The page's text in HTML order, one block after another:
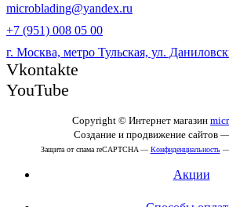
microblading@yandex.ru
+7 (951) 008 05 00
г. Москва, метро Тульская, ул.
Vkontakte
YouTube
Copyright © Интернет магазин
Создание и продвижение сайтов
Защита от спама reCAPTCHA — Конфиденциальность
Акции